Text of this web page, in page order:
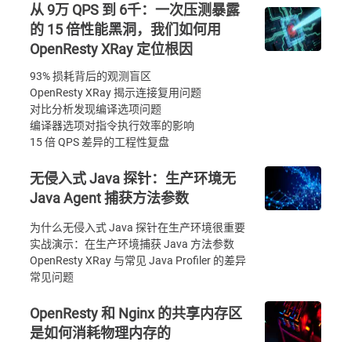
从 9万 QPS 到 6千：一次压测暴露
的 15 倍性能黑洞，我们如何用
OpenResty XRay 定位根因
93% 损耗背后的观测盲区
OpenResty XRay 揭示连接复用问题
对比分析发现编译选项问题
编译器选项对指令执行效率的影响
15 倍 QPS 差异的工程性复盘
无侵入式 Java 探针：生产环境无
Java Agent 捕获方法参数
为什么无侵入式 Java 探针在生产环境很重要
实战演示：在生产环境捕获 Java 方法参数
OpenResty XRay 与常见 Java Profiler 的差异
常见问题
OpenResty 和 Nginx 的共享内存区
是如何消耗物理内存的